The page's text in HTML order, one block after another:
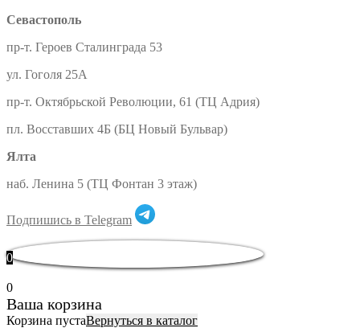
Севастополь
пр-т. Героев Сталинграда 53
ул. Гоголя 25А
пр-т. Октябрьской Революции, 61 (ТЦ Адрия)
пл. Восставших 4Б (БЦ Новый Бульвар)
Ялта
наб. Ленина 5 (ТЦ Фонтан 3 этаж)
Подпишись в Telegram
0
0
Ваша корзина
Корзина пустаВернуться в каталог